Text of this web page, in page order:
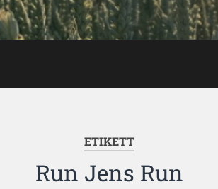
ETIKETT
Run Jens Run